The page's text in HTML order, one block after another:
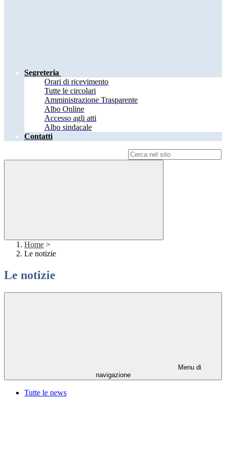
Segreteria
Orari di ricevimento
Tutte le circolari
Amministrazione Trasparente
Albo Online
Accesso agli atti
Albo sindacale
Contatti
Home >
Le notizie
Le notizie
Menu di
navigazione
Tutte le news